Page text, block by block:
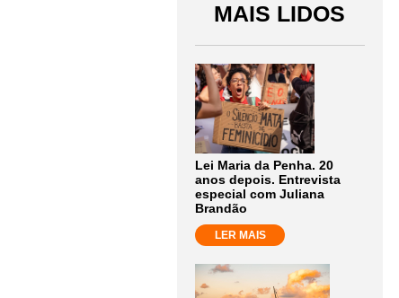
MAIS LIDOS
Lei Maria da Penha. 20
anos depois. Entrevista
especial com Juliana
Brandão
LER MAIS